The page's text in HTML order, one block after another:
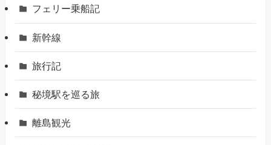
フェリー乗船記
新幹線
旅行記
秘境駅を巡る旅
離島観光